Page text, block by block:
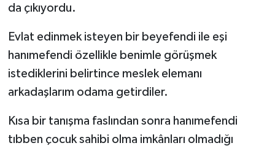
da çıkıyordu.
Evlat edinmek isteyen bir beyefendi ile eşi
hanımefendi özellikle benimle görüşmek
istediklerini belirtince meslek elemanı
arkadaşlarım odama getirdiler.
Kısa bir tanışma faslından sonra hanımefendi
tıbben çocuk sahibi olma imkânları olmadığı